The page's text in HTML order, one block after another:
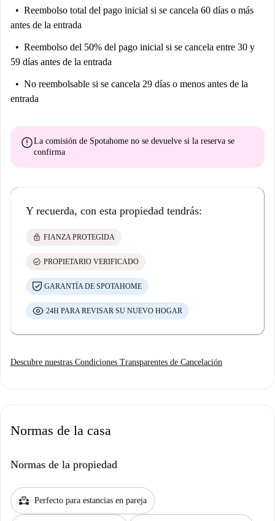
Reembolso total del pago inicial si se cancela 60 días o más
antes de la entrada
Reembolso del 50% del pago inicial si se cancela entre 30 y
59 días antes de la entrada
No reembolsable si se cancela 29 días o menos antes de la
entrada
errorLa comisión de Spotahome no se devuelve si la reserva se
confirma
Y recuerda, con esta propiedad tendrás:
lock FIANZA PROTEGIDA
check_circle PROPIETARIO VERIFICADO
GARANTÍA DE SPOTAHOME
24H PARA REVISAR SU NUEVO HOGAR
Descubre nuestras Condiciones Transparentes de Cancelación
Normas de la casa
Normas de la propiedad
partner_heart Perfecto para estancias en pareja